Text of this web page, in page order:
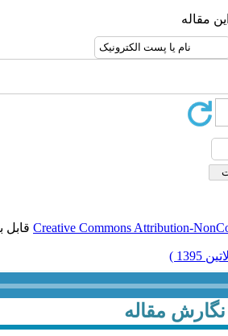
مقاله
Creative Commons Attribution- قابل
مقاله